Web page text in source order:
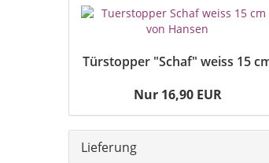
Türstopper "Schaf" weiss 15
Nur 16,90 EUR
Lieferung